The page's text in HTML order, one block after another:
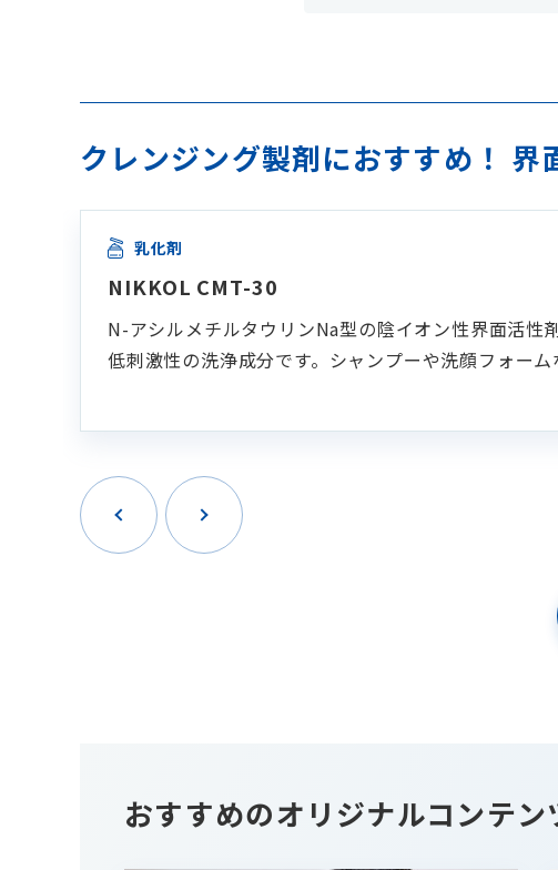
クレンジング製剤におすすめ！ 界
乳化剤
NIKKOL CMT-30
N-アシルメチルタウリンNa型の陰イオン性界面活性
低刺激性の洗浄成分です。シャンプーや洗顔フォーム
おすすめのオリジナルコンテン